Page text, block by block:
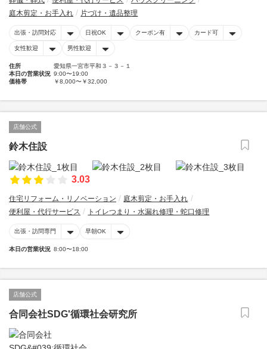
庭木剪定・お手入れ
片づけ・遺品整理
出張・訪問対応 日祝OK クーポン有 カード可
女性歓迎 男性歓迎
住所
愛知県一宮市平和３－３－１
本日の営業状況 9:00〜19:00
価格帯
￥8,000〜￥32,000
店舗公式
鈴木住設
3.03
住宅リフォーム・リノベーション
庭木剪定・お手入れ
便利屋・代行サービス
トイレつまり・水漏れ修理・蛇口修理
出張・訪問専門 早朝OK
本日の営業状況 8:00〜18:00
店舗公式
合同会社SDG'循環社会研究所